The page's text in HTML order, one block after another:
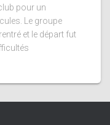
pour un
Le groupe
et le départ fut